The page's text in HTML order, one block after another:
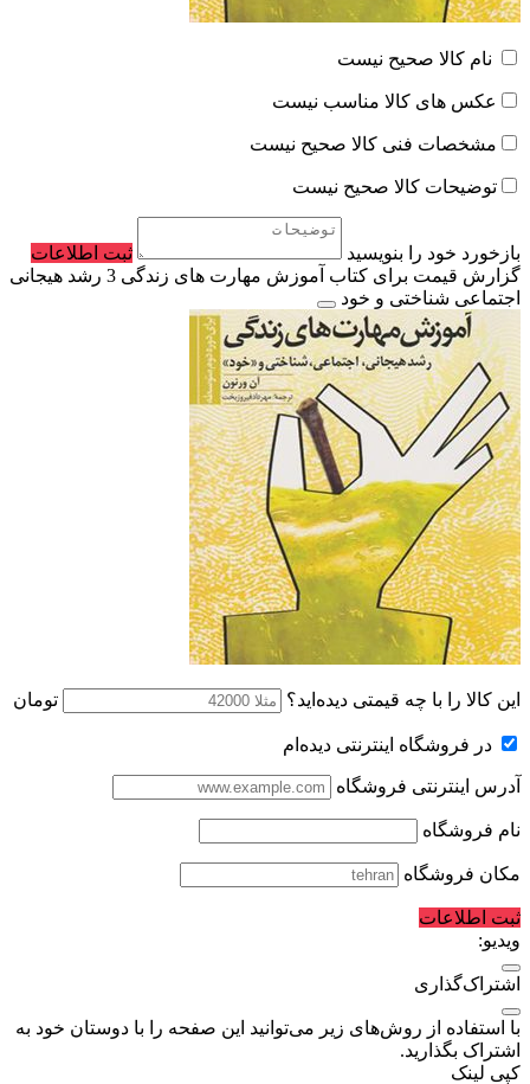
نام کالا صحیح نیست
عکس های کالا مناسب نیست
مشخصات فنی کالا صحیح نیست
توضیحات کالا صحیح نیست
بازخورد خود را بنویسید
ثبت اطلاعات
گزارش قیمت برای کتاب آموزش مهارت های زندگی 3 رشد هیجانی
اجتماعی شناختی و خود
این کالا را با چه قیمتی دیده‌اید؟ تومان
در فروشگاه اینترنتی دیده‌ام
آدرس اینترنتی فروشگاه
نام فروشگاه
مکان فروشگاه
ثبت اطلاعات
ویدیو:
اشتراک‌گذاری
با استفاده از روش‌های زیر می‌توانید این صفحه را با دوستان خود به
اشتراک بگذارید.
کپی لینک